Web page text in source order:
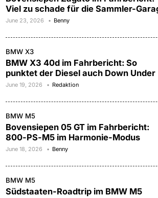
Viel zu schade für die Sammler-
June 23, 2026 Benny
BMW X3
BMW X3 40d im Fahrbericht: So
punktet der Diesel auch Down Under
June 19, 2026 Redaktion
BMW M5
Bovensiepen 05 GT im Fahrbericht:
800-PS-M5 im Harmonie-Modus
June 18, 2026 Benny
BMW M5
Südstaaten-Roadtrip im BMW M5